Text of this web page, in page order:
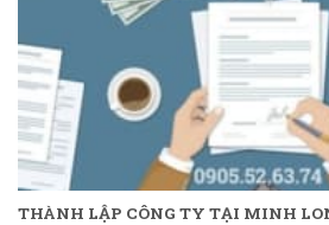
THÀNH LẬP CÔNG TY TẠI MINH